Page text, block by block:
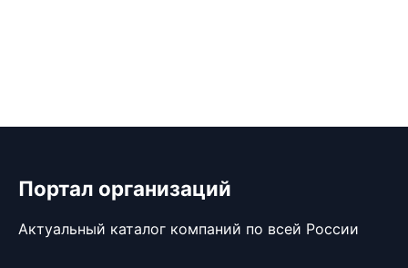
Портал организаций
Актуальный каталог компаний по всей России